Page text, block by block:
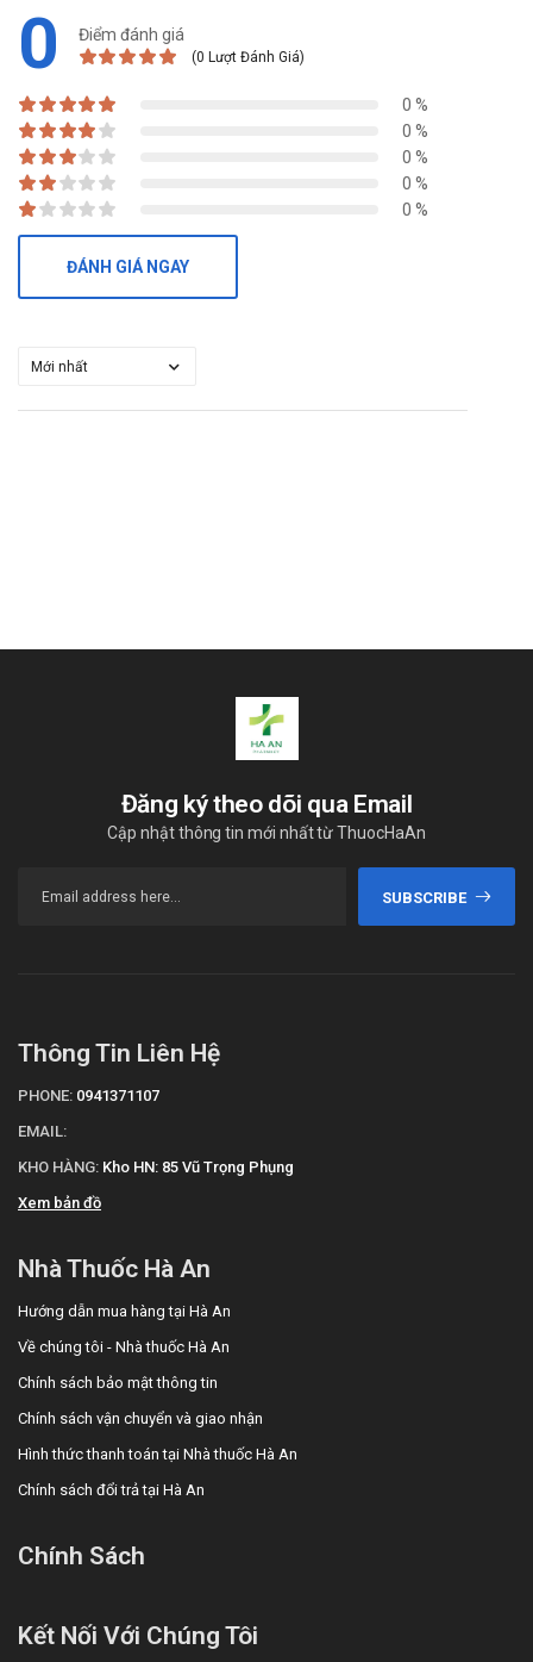
0 Điểm đánh giá
(0 Lượt Đánh Giá)
0 %
0 %
0 %
0 %
0 %
ĐÁNH GIÁ NGAY
Đăng ký theo dõi qua Email
Cập nhật thông tin mới nhất từ ThuocHaAn
SUBSCRIBE
Thông Tin Liên Hệ
PHONE: 0941371107
EMAIL:
KHO HÀNG: Kho HN: 85 Vũ Trọng Phụng
Xem bản đồ
Nhà Thuốc Hà An
Hướng dẫn mua hàng tại Hà An
Về chúng tôi - Nhà thuốc Hà An
Chính sách bảo mật thông tin
Chính sách vận chuyển và giao nhận
Hình thức thanh toán tại Nhà thuốc Hà An
Chính sách đổi trả tại Hà An
Chính Sách
Kết Nối Với Chúng Tôi